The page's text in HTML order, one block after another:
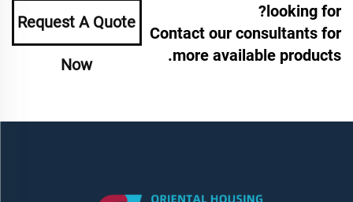
looking for?
Contact our consultants for
more available products.
Request A Quote
Now